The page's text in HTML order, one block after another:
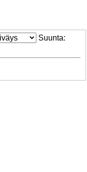
Suunta: